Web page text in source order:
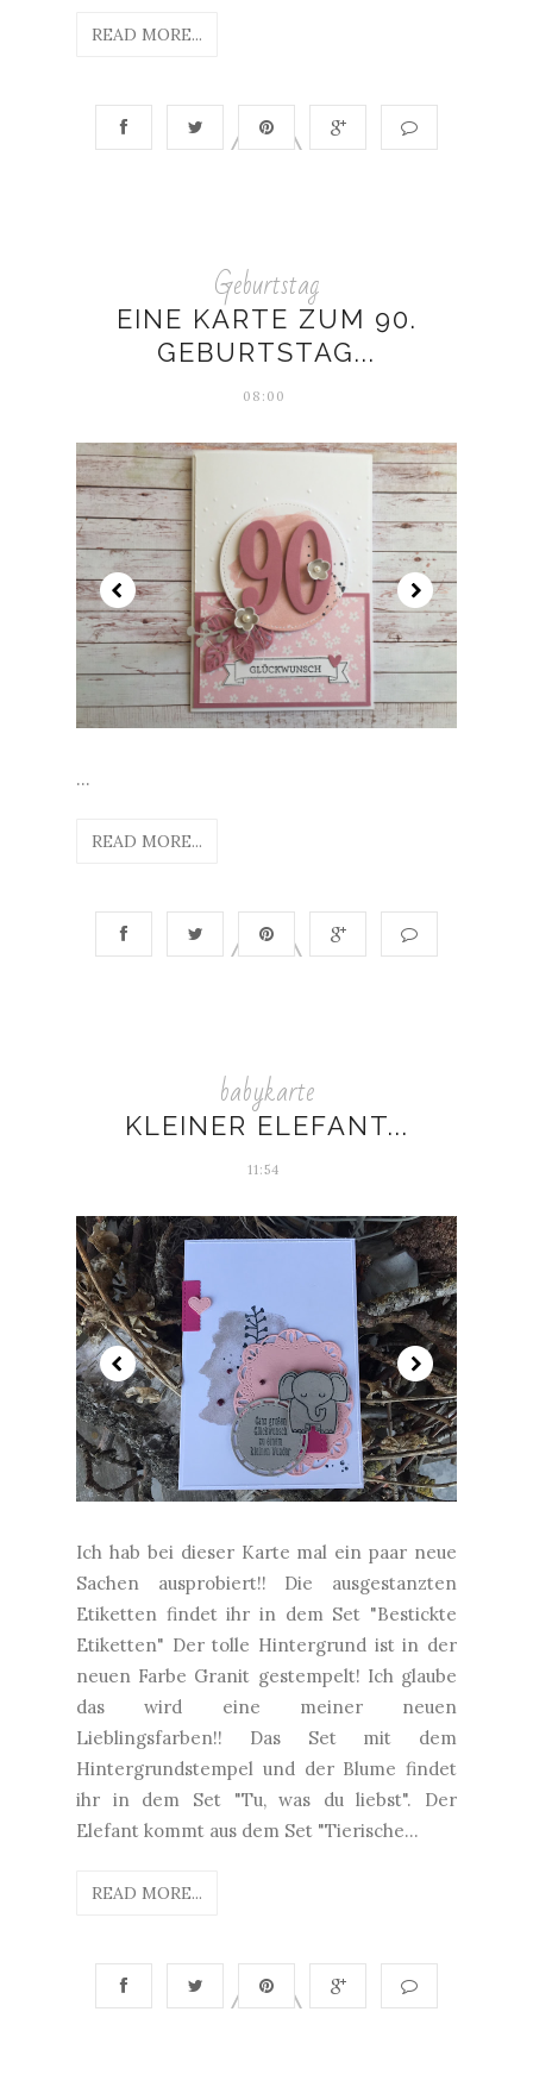
READ MORE...
Geburtstag
EINE KARTE ZUM 90.
GEBURTSTAG...
08:00
...
READ MORE...
babykarte
KLEINER ELEFANT...
11:54
Ich hab bei dieser Karte mal ein paar neue
Sachen ausprobiert!! Die ausgestanzten
Etiketten findet ihr in dem Set "Bestickte
Etiketten" Der tolle Hintergrund ist in der
neuen Farbe Granit gestempelt! Ich glaube
das wird eine meiner neuen
Lieblingsfarben!! Das Set mit dem
Hintergrundstempel und der Blume findet
ihr in dem Set "Tu, was du liebst". Der
Elefant kommt aus dem Set "Tierische...
READ MORE...